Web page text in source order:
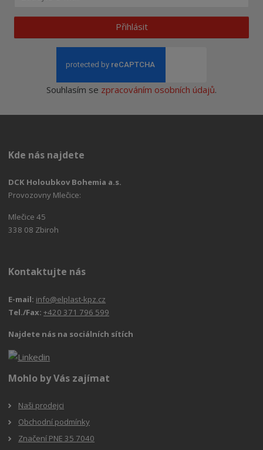
Přihlásit
Souhlasím se zpracováním osobních údajů.
Kde nás najdete
DCK Holoubkov Bohemia a.s.
Provozovny Mlečice:
Mlečice 45
338 08 Zbiroh
Kontaktujte nás
E-mail: info@elplast-kpz.cz
Tel./Fax:+420 371 796 599
Najdete nás na sociálních sítích
Mohlo by Vás zajímat
Naši prodejci
Obchodní podmínky
Značení PNE 35 7040